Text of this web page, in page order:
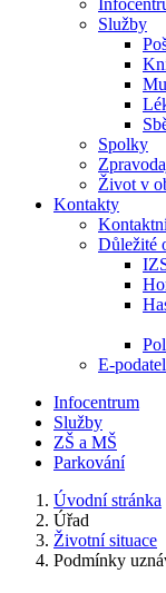
Služby
Spolky
Život v
Kontakty
Důležité
E-
Infocentrum
Služby
ZŠ a MŠ
Parkování
Úvodní stránka
Úřad
Životní situace
Podmínky